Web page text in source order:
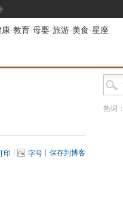
康-教育-母婴-旅游-美食-星座
印 字号 保存到博客
热词：